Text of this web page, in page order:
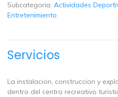
Subcategoria: Actividades
Entretenimiento
Servicios
La instalacion, construccion y
dentro del centro recreativo